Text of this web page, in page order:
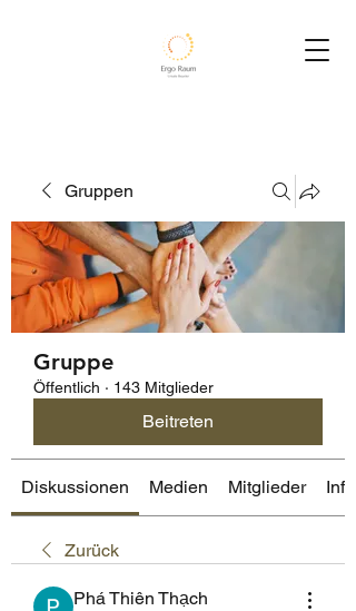
Gruppen
Gruppe
Öffentlich · 143 Mitglieder
Beitreten
Diskussionen Medien Mitglieder Info
Zurück
Phá Thiên Thạch